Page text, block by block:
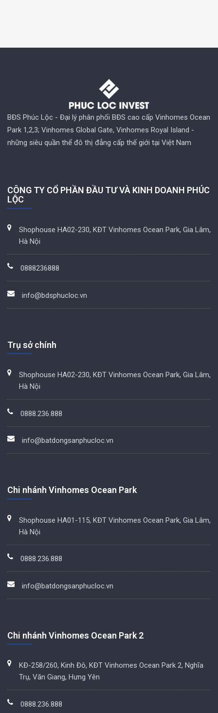
BĐS Phúc Lộc - Đại lý phân phối BĐS cao cấp Vinhomes Ocean
Park 1,2,3; Vinhomes Global Gate, Vinhomes Royal Island -
những siêu quần thể đô thị đẳng cấp thế giới tại Việt Nam
CÔNG TY CỔ PHẦN ĐẦU TƯ VÀ KINH DOANH PHÚC
LỘC
Shophouse HA02-230, KĐT Vinhomes Ocean Park, Gia Lâm,
Hà Nội
0888236888
info@bdsphucloc.vn
Trụ sở chính
Shophouse HA02-230, KĐT Vinhomes Ocean Park, Gia Lâm,
Hà Nội
0888.236.888
info@batdongsanphucloc.vn
Chi nhánh Vinhomes Ocean Park
Shophouse HA01-115, KĐT Vinhomes Ocean Park, Gia Lâm,
Hà Nội
0888.236.888
info@batdongsanphucloc.vn
Chi nhánh Vinhomes Ocean Park 2
KĐ-258/260, Kinh Đô, KĐT Vinhomes Ocean Park 2, Nghĩa
Trụ, Văn Giang, Hưng Yên
0888.236.888